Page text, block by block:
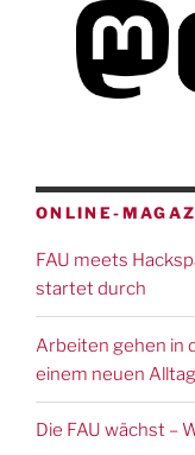
ONLINE-
FAU meets
startet durch
Arbeiten gehen in
einem neuen Alltag
Die FAU wächst –